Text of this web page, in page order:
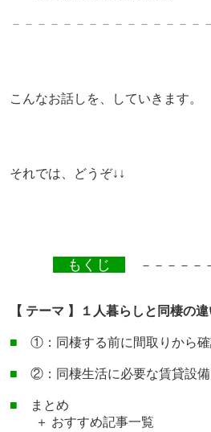
－－－－－－－－－－－－－ －－
こんなお話しを、 していきます。
それでは、どうぞ↓↓
もくじ －－－－－
【 テーマ 】１人暮らしと同棲の
■ ①：同棲する前に間取りから確
■ ②：同棲生活に必要な賃貸設備
■ まとめ
＋ おすすめ記事一覧